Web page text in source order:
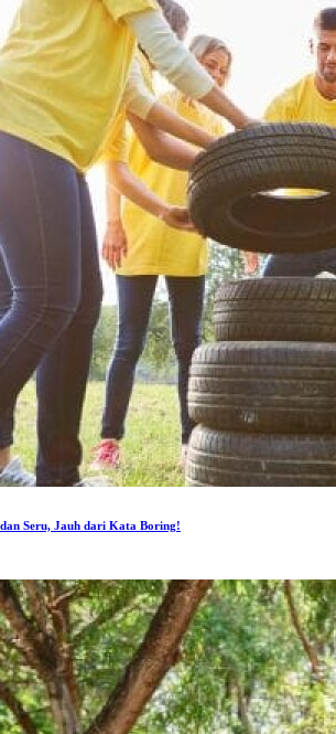
Seru, Jauh dari Kata Boring!